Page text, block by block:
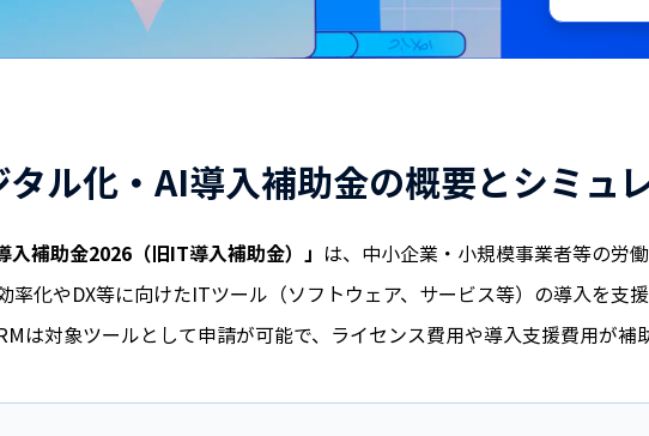
タル化・AI導入補助金の概要とシミュ
入補助金2026（旧IT導入補助金）」 は、中小企業・小規模事業者等の労
率化やDX等に向けたITツール（ソフトウェア、サービス等）の導入を支援
は対象ツールとして申請が可能で、ライセンス費用や導入支援費用が補